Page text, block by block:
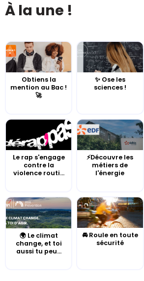
À la une !
Obtiens la
mention au Bac !
🚀
✨ Ose les
sciences !
Le rap s'engage
contre la
violence routi...
⚡Découvre les
métiers de
l'énergie
🌍 Le climat
change, et toi
aussi tu peu...
🚘 Roule en toute
sécurité